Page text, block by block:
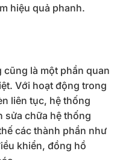
hiệu quả phanh.
cũng là một phần quan
Với hoạt động trong
liên tục, hệ thống
sửa chữa hệ thống
các thành phần như
khiển, đồng hồ